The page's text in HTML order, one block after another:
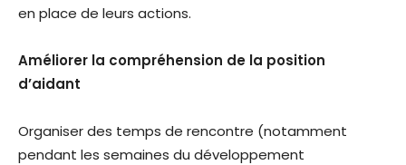
en place de leurs actions.
Améliorer la compréhension de la position
d’aidant
Organiser des temps de rencontre (notamment
pendant les semaines du développement